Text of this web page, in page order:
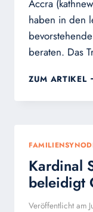
Accra
haben in den
beraten. Das
ZUM ARTIKEL
Kardinal
beleidigt
Veröffentlicht am